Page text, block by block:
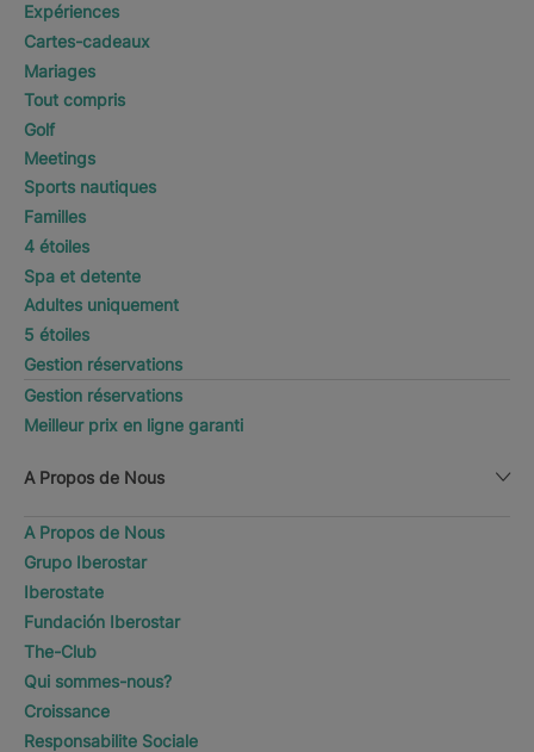
Expériences
Cartes-cadeaux
Mariages
Tout compris
Golf
Meetings
Sports nautiques
Familles
4 étoiles
Spa et detente
Adultes uniquement
5 étoiles
Gestion réservations
Gestion réservations
Meilleur prix en ligne garanti
A Propos de Nous
A Propos de Nous
Grupo Iberostar
Iberostate
Fundación Iberostar
The-Club
Qui sommes-nous?
Croissance
Responsabilite Sociale